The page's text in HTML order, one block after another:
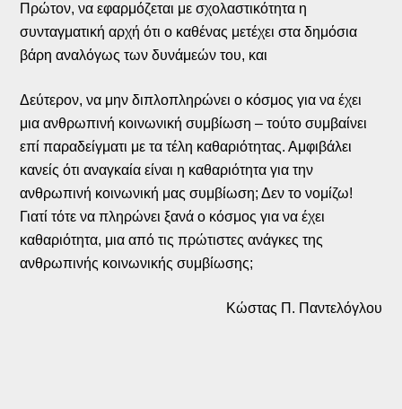
Πρώτον, να εφαρμόζεται με σχολαστικότητα η
συνταγματική αρχή ότι ο καθένας μετέχει στα δημόσια
βάρη αναλόγως των δυνάμεών του, και
Δεύτερον, να μην διπλοπληρώνει ο κόσμος για να έχει
μια ανθρωπινή κοινωνική συμβίωση – τούτο συμβαίνει
επί παραδείγματι με τα τέλη καθαριότητας. Αμφιβάλει
κανείς ότι αναγκαία είναι η καθαριότητα για την
ανθρωπινή κοινωνική μας συμβίωση; Δεν το νομίζω!
Γιατί τότε να πληρώνει ξανά ο κόσμος για να έχει
καθαριότητα, μια από τις πρώτιστες ανάγκες της
ανθρωπινής κοινωνικής συμβίωσης;
Κώστας Π. Παντελόγλου